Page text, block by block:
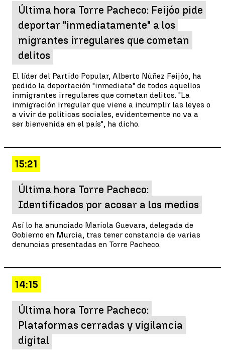
Última hora Torre Pacheco: Feijóo pide
deportar "inmediatamente" a los
migrantes irregulares que cometan
delitos
El líder del Partido Popular, Alberto Núñez Feijóo, ha
pedido la deportación "inmediata" de todos aquellos
inmigrantes irregulares que cometan delitos. "La
inmigración irregular que viene a incumplir las leyes o
a vivir de políticas sociales, evidentemente no va a
ser bienvenida en el país", ha dicho.
15:21
Última hora Torre Pacheco:
Identificados por acosar a los medios
Así lo ha anunciado Mariola Guevara, delegada de
Gobierno en Murcia, tras tener constancia de varias
denuncias presentadas en Torre Pacheco.
14:15
Última hora Torre Pacheco:
Plataformas cerradas y vigilancia
digital